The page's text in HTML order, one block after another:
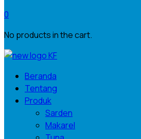
0
No products in the cart.
Beranda
Tentang
Produk
Sarden
Makarel